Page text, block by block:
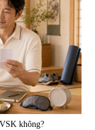
Kaza Rose
(Hộp 10 chai x
|67.440
không?